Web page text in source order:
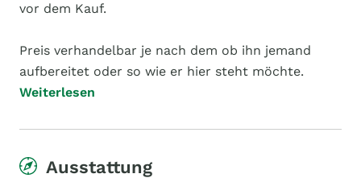
vor dem Kauf.
Preis verhandelbar je nach dem ob ihn jemand
aufbereitet oder so wie er hier steht möchte.
Weiterlesen
Ausstattung